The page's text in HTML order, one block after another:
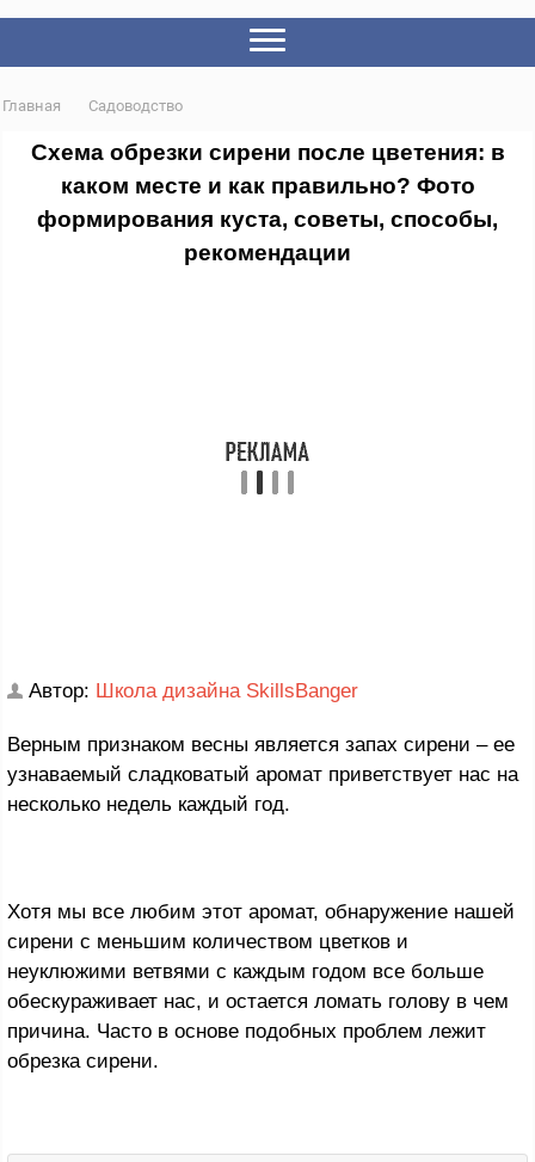
Главная Садоводство
Схема обрезки сирени после цветения: в
каком месте и как правильно? Фото
формирования куста, советы, способы,
рекомендации
Автор: Школа дизайна SkillsBanger
Верным признаком весны является запах сирени – ее
узнаваемый сладковатый аромат приветствует нас на
несколько недель каждый год.
Хотя мы все любим этот аромат, обнаружение нашей
сирени с меньшим количеством цветков и
неуклюжими ветвями с каждым годом все больше
обескураживает нас, и остается ломать голову в чем
причина. Часто в основе подобных проблем лежит
обрезка сирени.